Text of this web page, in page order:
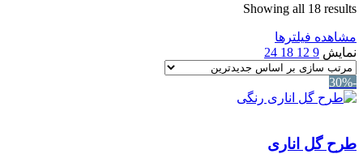
Showing all 18 results
Sorted
مشاهده فیلترها
نمایش 9
12
18
24
-30%
طرح گل اناری